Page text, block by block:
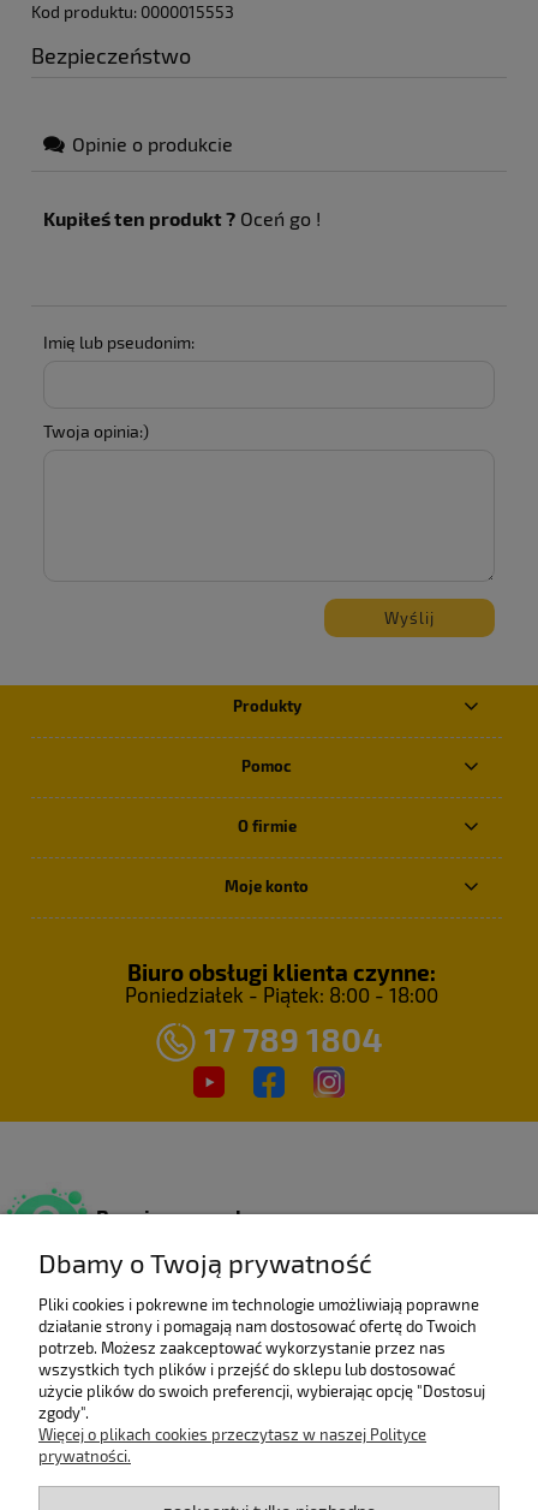
Kod produktu: 0000015553
Bezpieczeństwo
Opinie o produkcie
Kupiłeś ten produkt ? Oceń go !
Imię lub pseudonim:
Twoja opinia:)
Wyślij
Produkty
Pomoc
O firmie
Moje konto
Biuro obsługi klienta czynne:
Poniedziałek - Piątek: 8:00 - 18:00
17 789 1804
Bezpieczne zakupy
Wieloletni laureat
rankingu e-Gazele Biznesu.
Wysyłka z Polski
Gwarancją szybkiej dostawy.
Dbamy o Twoją prywatność
Pliki cookies i pokrewne im technologie umożliwiają poprawne
działanie strony i pomagają nam dostosować ofertę do Twoich
potrzeb. Możesz zaakceptować wykorzystanie przez nas
wszystkich tych plików i przejść do sklepu lub dostosować
użycie plików do swoich preferencji, wybierając opcję "Dostosuj
zgody".
Więcej o plikach cookies przeczytasz w naszej Polityce
prywatności.